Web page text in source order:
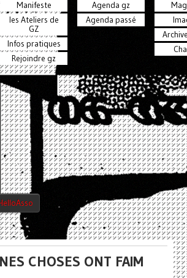
Manifeste
les Ateliers de
GZ
Infos pratiques
Rejoindre gz
Agenda gz
Agenda passé
CHOSES ONT FAIM